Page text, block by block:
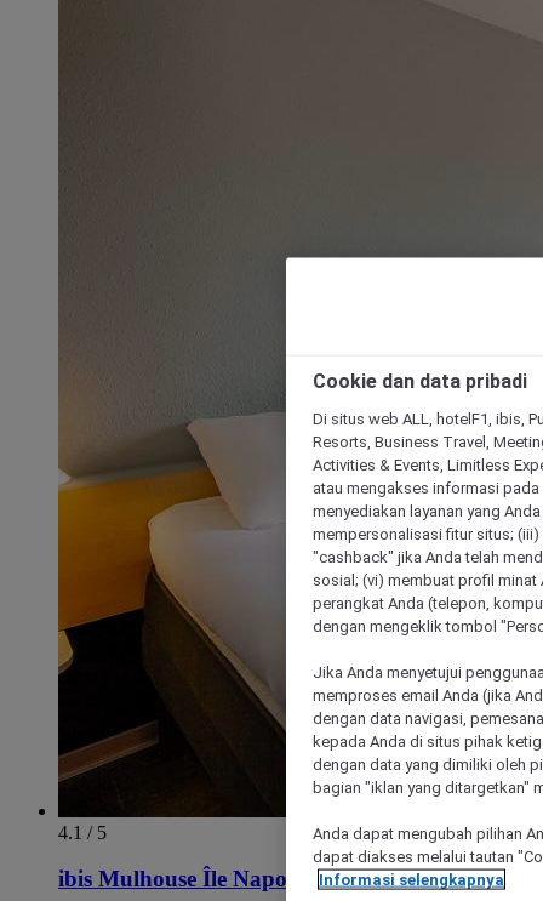
4.1 / 5
ibis Mulhouse Île Napoléon
Cookie dan data pribadi
Di situs web ALL, hotelF1, ibis,
Resorts, Business Travel,
Activities & Events, Limitless
atau mengakses informasi
menyediakan layanan yang
mempersonalisasi fitur situs;
"cashback" jika Anda telah
sosial; (vi) membuat profil
perangkat Anda (telepon,
dengan mengeklik tombol
Jika Anda menyetujui
memproses email Anda (jika
dengan data navigasi,
kepada Anda di situs pihak
dengan data yang dimiliki oleh
bagian "iklan yang ditargetkan"
Anda dapat mengubah pilihan
dapat diakses melalui tautan
Informasi selengkapnya